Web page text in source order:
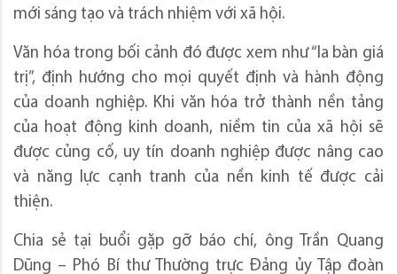
mới sáng tạo và trách nhiệm với xã hội.
Văn hóa trong bối cảnh đó được xem như “la bàn giá
trị”, định hướng cho mọi quyết định và hành động
của doanh nghiệp. Khi văn hóa trở thành nền tảng
của hoạt động kinh doanh, niềm tin của xã hội sẽ
được củng cố, uy tín doanh nghiệp được nâng cao
và năng lực cạnh tranh của nền kinh tế được cải
thiện.
Chia sẻ tại buổi gặp gỡ báo chí, ông Trần Quang
Dũng – Phó Bí thư Thường trực Đảng ủy Tập đoàn